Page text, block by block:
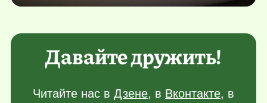
Давайте дружить!
Читайте нас в Дзене, в Вконтакте, в